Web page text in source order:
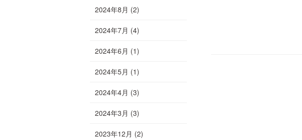
2024年8月 (2)
2024年7月 (4)
2024年6月 (1)
2024年5月 (1)
2024年4月 (3)
2024年3月 (3)
2023年12月 (2)